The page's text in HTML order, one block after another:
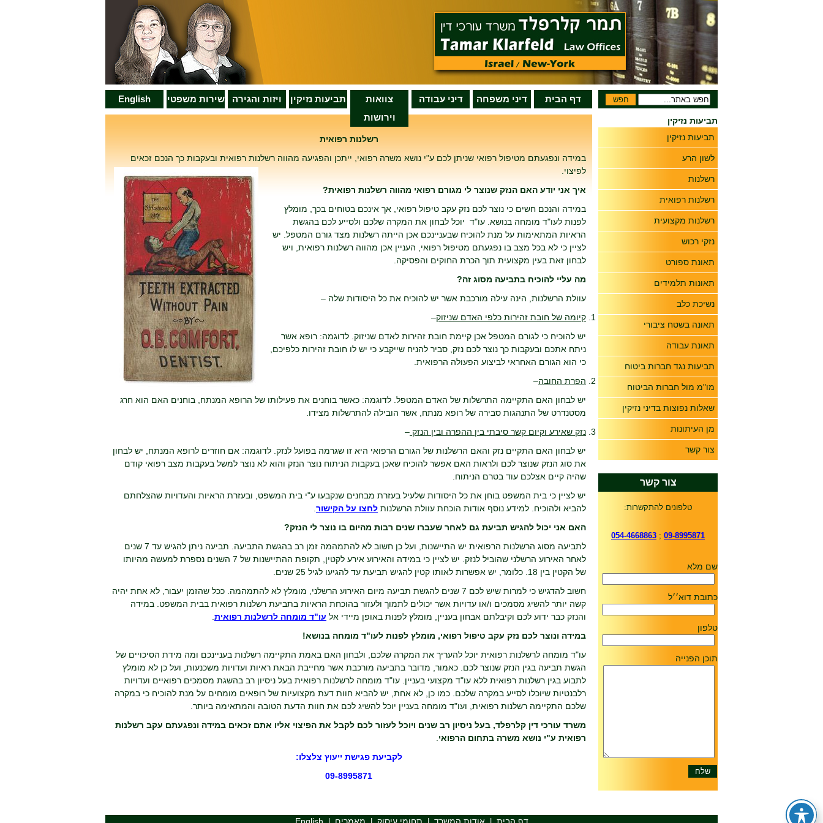
דף הבית דיני משפחה דיני עבודה
צוואות
וירושות
תביעות נזיקין ויזות והגירה שירות משפטי English
רשלנות רפואית
במידה ונפגעתם מטיפול רפואי שניתן לכם ע"י נושא משרה רפואי, ייתכן והפגיעה מהווה רשלנות רפואית ובעקבות כך הנכם זכאים
לפיצוי.
איך אני יודע האם הנזק שנוצר לי מגורם רפואי מהווה רשלנות רפואית?
במידה והנכם חשים כי נוצר לכם נזק עקב טיפול רפואי, אך אינכם בטוחים בכך, מומלץ
לפנות לעו"ד מומחה בנושא. עו"ד יוכל לבחון את המקרה שלכם ולסייע לכם בהגשת
הראיות המתאימות על מנת להוכיח שבעניינכם אכן הייתה רשלנות מצד גורם המטפל. יש
לציין כי לא בכל מצב בו נפגעתם מטיפול רפואי, העניין אכן מהווה רשלנות רפואית, ויש
לבחון זאת בעין מקצועית תוך הכרת החוקים והפסיקה.
מה עליי להוכיח בתביעה מסוג זה?
עוולת הרשלנות, הינה עילה מורכבת אשר יש להוכיח את כל היסודות שלה –
קיומה של חובת זהירות כלפי האדם שניזוק–
יש להוכיח כי לגורם המטפל אכן קיימת חובת זהירות לאדם שניזוק. לדוגמה: רופא אשר
ניתח אתכם ובעקבות כך נוצר לכם נזק, סביר להניח שייקבע כי יש לו חובת זהירות כלפיכם,
כי הוא הגורם האחראי לביצוע הפעולה הרפואית.
הפרת החובה–
יש לבחון האם התקיימה התרשלות של האדם המטפל. לדוגמה: כאשר בוחנים את פעילותו של הרופא המנתח, בוחנים האם הוא חרג
מסטנדרט של התנהגות סבירה של רופא מנתח, אשר הובילה להתרשלות מצידו.
נזק שאירע וקיום קשר סיבתי בין ההפרה ובין הנזק –
יש לבחון האם התקיים נזק והאם הרשלנות של הגורם הרפואי היא זו שגרמה בפועל לנזק. לדוגמה: אם חוזרים לרופא המנתח, יש לבחון
את סוג הנזק שנוצר לכם ולראות האם אפשר להוכיח שאכן בעקבות הניתוח נוצר הנזק והוא לא נוצר למשל בעקבות מצב רפואי קודם
שהיה קיים אצלכם עוד בטרם הניתוח.
יש לציין כי בית המשפט בוחן את כל היסודות שלעיל בעזרת מבחנים שנקבעו ע"י בית המשפט, ובעזרת הראיות והעדויות שהצלחתם
להביא ולהוכיח. למידע נוסף אודות הוכחת עוולת הרשלנות לחצו על הקישור
האם אני יכול להגיש תביעת גם לאחר שעברו שנים רבות מהיום בו נוצר לי הנזק?
לתביעה מסוג הרשלנות הרפואית יש התיישנות, ועל כן חשוב לא להתמהמה זמן רב בהגשת התביעה. תביעה ניתן להגיש עד 7 שנים
לאחר האירוע הרשלני שהוביל לנזק. יש לציין כי במידה והאירוע אירע לקטין, תקופת ההתיישנות של 7 השנים נספרת למעשה מהיותו
של הקטין בין 18. כלומר, יש אפשרות לאותו קטין להגיש תביעת עד להגיעו לגיל 25 שנים.
חשוב להדגיש כי למרות שיש לכם 7 שנים להגשת תביעה מיום האירוע הרשלני, מומלץ לא להתמהמה. ככל שהזמן יעבור, לא אחת יהיה
קשה יותר להשיג מסמכים ו/או עדויות אשר יכולים לתמוך ולעזור בהוכחת הראיות בתביעת רשלנות רפואית בבית המשפט. במידה
והנזק כבר ידוע לכם וקיבלתם אבחון בעניין, מומלץ לפנות באופן מיידי אל עו"ד מומחה לרשלנות רפואית
במידה ונוצר לכם נזק עקב טיפול רפואי, מומלץ לפנות לעו"ד מומחה בנושא!
עו"ד מומחה לרשלנות רפואית יוכל להעריך את המקרה שלכם, ולבחון האם באמת התקיימה רשלנות בעניינכם ומה מידת הסיכויים של
הגשת תביעה בגין הנזק שנוצר לכם. כאמור, מדובר בתביעה מורכבת אשר מחייבת הבאת ראיות ועדויות משכנעות, ועל כן לא מומלץ
לתבוע בגין רשלנות רפואית ללא עו"ד מקצועי בעניין. עו"ד מומחה לרשלנות רפואית בעל ניסיון רב בהשגת מסמכים רפואיים ועדויות
רלבנטיות שיוכלו לסייע במקרה שלכם. כמו כן, לא אחת, יש להביא חוות דעת מקצועיות של רופאים מומחים על מנת להוכיח כי במקרה
שלכם התקיימה רשלנות רפואית, ועו"ד מומחה בעניין יוכל להשיג לכם את חוות הדעת הטובה והמתאימה ביותר.
משרד עורכי דין קלרפלד, בעל ניסיון רב שנים ויוכל לעזור לכם לקבל את הפיצוי אליו אתם זכאים במידה ונפגעתם עקב רשלנות
רפואית ע"י נושא משרה בתחום הרפואי
לקביעת פגישת ייעוץ צלצלו:
09-8995871
תביעות נזיקין
תביעות נזיקין
לשון הרע
רשלנות
רשלנות רפואית
רשלנות מקצועית
נזקי רכוש
תאונת ספורט
תאונות תלמידים
נשיכת כלב
תאונה בשטח ציבורי
תאונת עבודה
תביעות נגד חברות ביטוח
מו"מ מול חברות הביטוח
שאלות נפוצות בדיני נזיקין
מן העיתונות
צור קשר
צור קשר
טלפונים להתקשרות:
09-8995871
;
054-4668863
שם מלא
כתובת דוא׳׳ל
טלפון
תוכן הפנייה